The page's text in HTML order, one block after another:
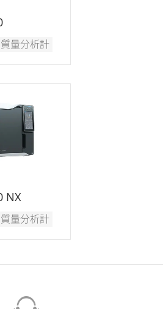
量分析計
NX
量分析計